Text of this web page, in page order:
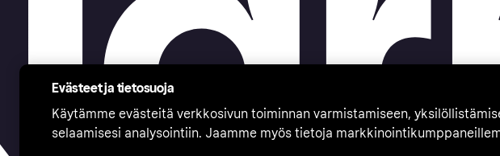
Evästeet ja tietosuoja
Käytämme evästeitä verkkosivun toiminnan varmistamiseen,
selaamisesi analysointiin. Jaamme myös tietoja